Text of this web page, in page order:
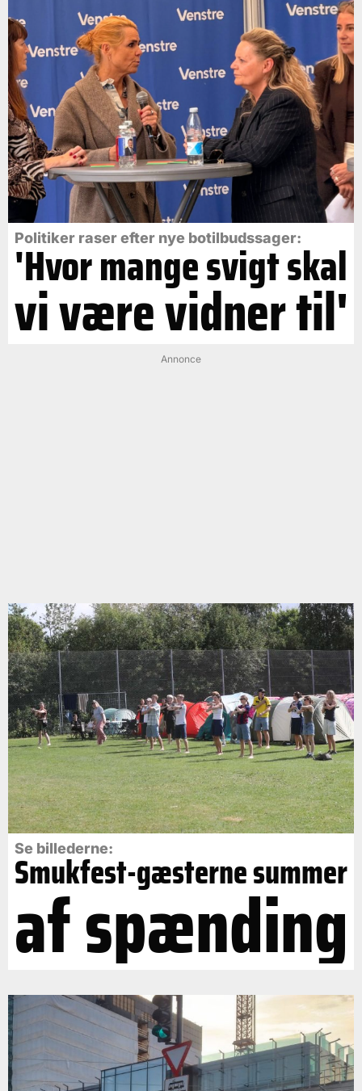
Politiker raser efter nye botilbudssager:
'Hvor mange svigt skal
vi være vidner til'
Annonce
Se billederne:
Smukfest-gæsterne summer
af spænding